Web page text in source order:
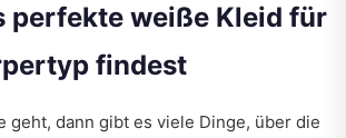
perfekte weiße Kleid für
findest
geht, dann gibt es viele Dinge, über die